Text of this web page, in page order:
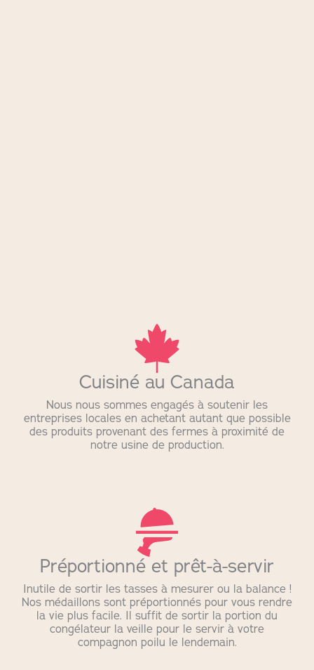
Cuisiné au Canada
Nous nous sommes engagés à soutenir les
entreprises locales en achetant autant que possible
des produits provenant des fermes à proximité de
notre usine de production.
Préportionné et prêt-à-servir
Inutile de sortir les tasses à mesurer ou la balance !
Nos médaillons sont préportionnés pour vous rendre
la vie plus facile. Il suffit de sortir la portion du
congélateur la veille pour le servir à votre
compagnon poilu le lendemain.